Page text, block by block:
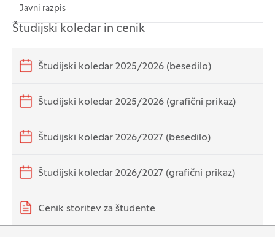
Javni razpis
Študijski koledar in cenik
Študijski koledar 2025/2026 (besedilo)
Študijski koledar 2025/2026 (grafični prikaz)
Študijski koledar 2026/2027 (besedilo)
Študijski koledar 2026/2027 (grafični prikaz)
Cenik storitev za študente